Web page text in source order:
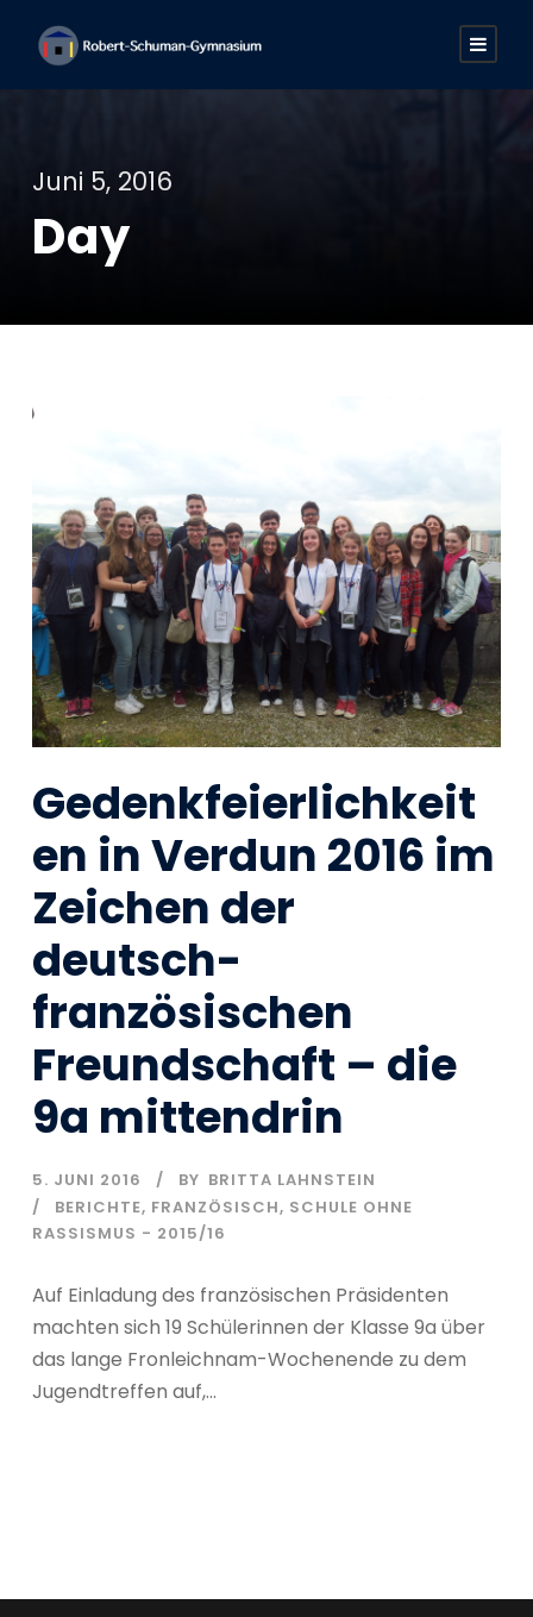
Juni 5, 2016
Day
Gedenkfeierlichkeit
en in Verdun 2016 im
Zeichen der
deutsch-
französischen
Freundschaft – die
9a mittendrin
5. JUNI 2016 BY BRITTA LAHNSTEIN
BERICHTE, FRANZÖSISCH, SCHULE OHNE
RASSISMUS - 2015/16
Auf Einladung des französischen Präsidenten
machten sich 19 Schülerinnen der Klasse 9a über
das lange Fronleichnam-Wochenende zu dem
Jugendtreffen auf,...